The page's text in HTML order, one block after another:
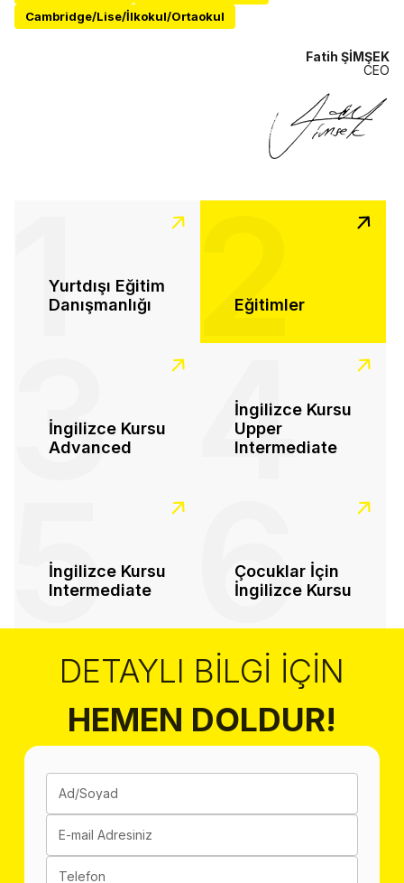
Cambridge/Lise/İlkokul/Ortaokul
Fatih ŞİMŞEK
CEO
Yurtdışı Eğitim
Danışmanlığı
1 Eğitimler
2
İngilizce Kursu
Advanced
3
İngilizce Kursu
Upper
Intermediate
4
İngilizce Kursu
Intermediate
5
Çocuklar İçin
İngilizce Kursu
6
DETAYLI BILGI İÇIN
HEMEN DOLDUR!
Ad/Soyad
E-mail Adresiniz
Telefon